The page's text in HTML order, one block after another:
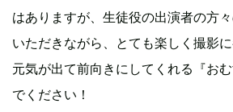
はありますが、生徒役の出演者の方
いただきながら、とても楽しく撮影に
元気が出て前向きにしてくれる『お
でください！